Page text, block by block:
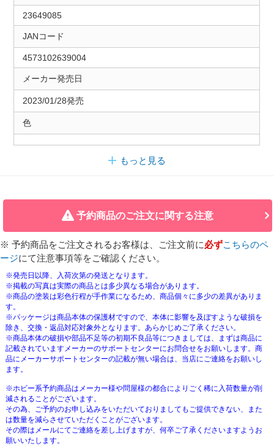
23649085
JANコード
4573102639004
メーカー発売日
2023/01/28発売
色
もっと見る
予約商品のご注文に関する注意
※ 予約商品をご注文されるお客様は、ご注文前に必ずこちらのペ
ージにて注意事項等をご確認ください。
※発売日以降、入荷次第の発送となります。
※掲載の写真は実際の商品とは多少異なる場合があります。
※商品の塗装は彩色行程が手作業になるため、商品個々に多少の差異がありま
す。
※パッケージは商品本体の保護材ですので、本体に影響を及ぼすような破損を
除き、交換・返品対応対象外となります。あらかじめご了承ください。
※商品本体の破損や部品不足等の初期不良品等につきましては、まずは商品に
記載されていますメーカーのサポートセンターにお問合せをお願いします。商
品にメーカーサポートセンターの記載が無い場合は、当店にご連絡をお願いし
ます。
※ホビー系予約商品はメーカー様や問屋様の都合によりごく稀に入荷数量が削
減されることがございます。
その為、ご予約のお申し込みをいただいておりましてもご提供できない、また
は数量を減らさせていただくことがございます。
その際はメールにてご連絡を差し上げますが、何卒ご了承くださいますようお
願いいたします。